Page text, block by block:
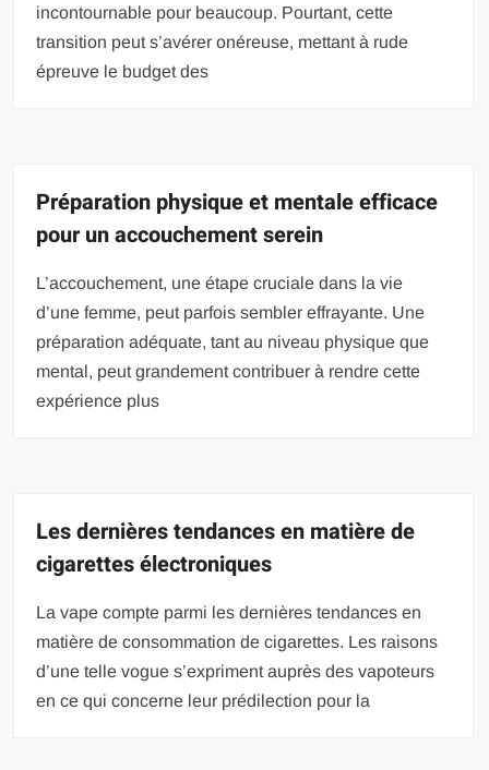
incontournable pour beaucoup. Pourtant, cette
transition peut s’avérer onéreuse, mettant à rude
épreuve le budget des
Préparation physique et mentale efficace
pour un accouchement serein
L’accouchement, une étape cruciale dans la vie
d’une femme, peut parfois sembler effrayante. Une
préparation adéquate, tant au niveau physique que
mental, peut grandement contribuer à rendre cette
expérience plus
Les dernières tendances en matière de
cigarettes électroniques
La vape compte parmi les dernières tendances en
matière de consommation de cigarettes. Les raisons
d’une telle vogue s’expriment auprès des vapoteurs
en ce qui concerne leur prédilection pour la